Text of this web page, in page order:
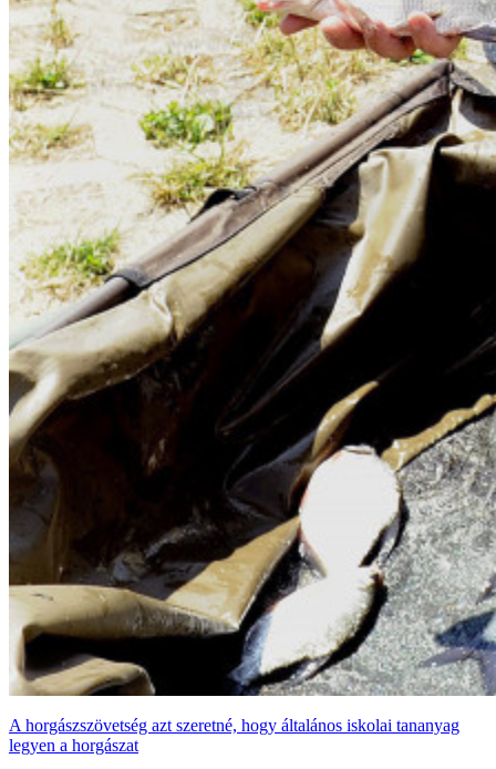
A horgászszövetség azt szeretné, hogy általános iskolai tananyag
legyen a horgászat